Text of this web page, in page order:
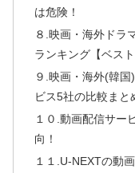
は危険！
８.映画・海外ドラ
ランキング【ベスト
９.映画・海外(韓
ビス5社の比較まと
１０.動画配信サー
向！
１１.U-NEXTの動